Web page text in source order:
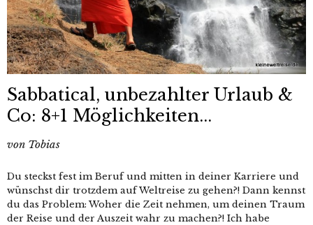
Sabbatical, unbezahlter Urlaub &
Co: 8+1 Möglichkeiten...
von Tobias
Du steckst fest im Beruf und mitten in deiner Karriere und
wünschst dir trotzdem auf Weltreise zu gehen?! Dann kennst
du das Problem: Woher die Zeit nehmen, um deinen Traum
der Reise und der Auszeit wahr zu machen?! Ich habe